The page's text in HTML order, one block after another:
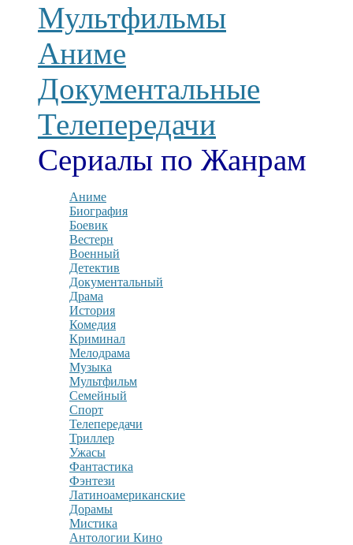
Мультфильмы
Аниме
Документальные
Телепередачи
Сериалы по Жанрам
Аниме
Биография
Боевик
Вестерн
Военный
Детектив
Документальный
Драма
История
Комедия
Криминал
Мелодрама
Музыка
Мультфильм
Семейный
Спорт
Телепередачи
Триллер
Ужасы
Фантастика
Фэнтези
Латиноамериканские
Дорамы
Мистика
Антологии Кино